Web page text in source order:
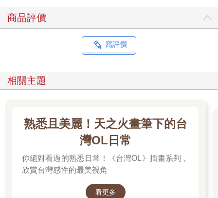
商品評價
寫評價
相關主題
熟悉且美麗！天之火畫筆下的台
灣OL日常
你絕對看過的熟悉日常！《台灣OL》插畫系列，
欣賞台灣感性的最美視角
看更多